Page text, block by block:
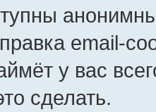
email-
у вас
сделать.